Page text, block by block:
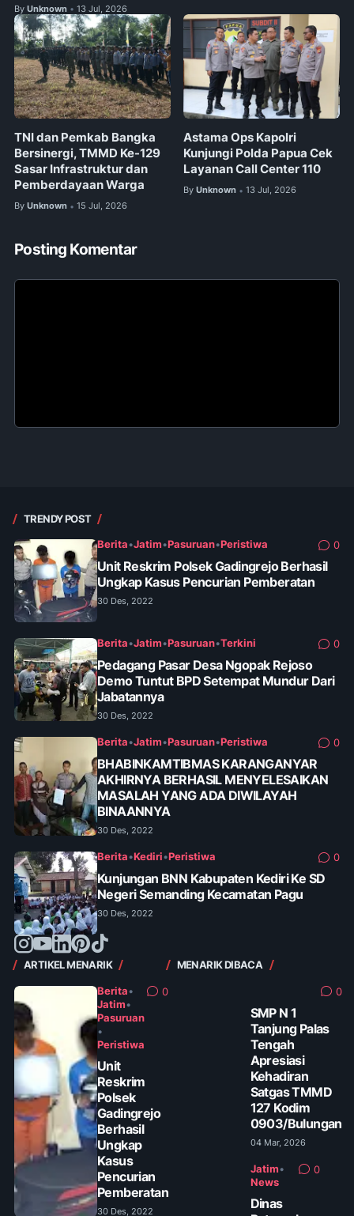
By Unknown • 13 Jul, 2026
TNI dan Pemkab Bangka
Bersinergi, TMMD Ke-129
Sasar Infrastruktur dan
Pemberdayaan Warga
By Unknown • 15 Jul, 2026
Astama Ops Kapolri
Kunjungi Polda Papua Cek
Layanan Call Center 110
By Unknown • 13 Jul, 2026
Posting Komentar
TRENDY POST
Berita•Jatim•Pasuruan•Peristiwa 0
Unit Reskrim Polsek Gadingrejo Berhasil
Ungkap Kasus Pencurian Pemberatan
30 Des, 2022
Berita•Jatim•Pasuruan•Terkini 0
Pedagang Pasar Desa Ngopak Rejoso
Demo Tuntut BPD Setempat Mundur Dari
Jabatannya
30 Des, 2022
Berita•Jatim•Pasuruan•Peristiwa 0
BHABINKAMTIBMAS KARANGANYAR
AKHIRNYA BERHASIL MENYELESAIKAN
MASALAH YANG ADA DIWILAYAH
BINAANNYA
30 Des, 2022
Berita•Kediri•Peristiwa 0
Kunjungan BNN Kabupaten Kediri Ke SD
Negeri Semanding Kecamatan Pagu
30 Des, 2022
ARTIKEL MENARIK
Berita•
Jatim•
Pasuruan
•
Peristiwa
0
Unit
Reskrim
Polsek
Gadingrejo
Berhasil
Ungkap
Kasus
Pencurian
Pemberatan
30 Des, 2022
MENARIK DIBACA
0
SMP N 1
Tanjung Palas
Tengah
Apresiasi
Kehadiran
Satgas TMMD
127 Kodim
0903/Bulungan
04 Mar, 2026
Jatim•
News
0
Dinas